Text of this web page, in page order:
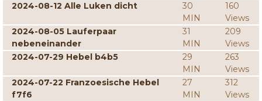
2024-08-12 Alle Luken dicht
30
MIN
160
Views
2024-08-05 Lauferpaar
nebeneinander
31
MIN
209
Views
2024-07-29 Hebel b4b5
29
MIN
263
Views
2024-07-22 Franzoesische Hebel
f7f6
27
MIN
312
Views